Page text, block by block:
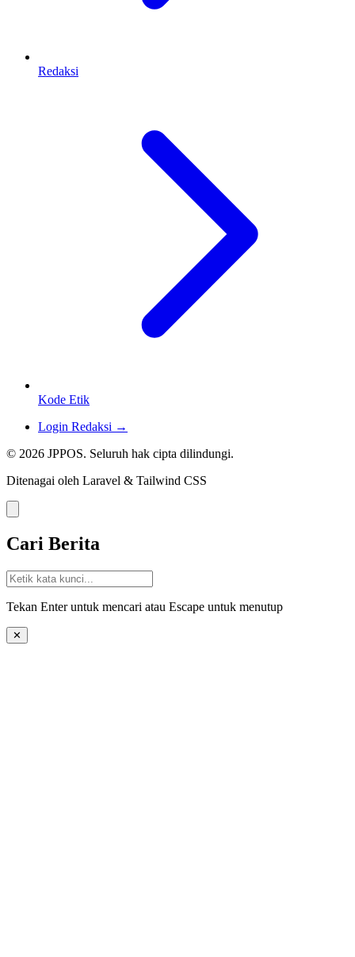
Redaksi
Kode Etik
Login Redaksi →
© 2026 JPPOS. Seluruh hak cipta dilindungi.
Ditenagai oleh Laravel & Tailwind CSS
Cari Berita
Tekan Enter untuk mencari atau Escape untuk menutup
✕